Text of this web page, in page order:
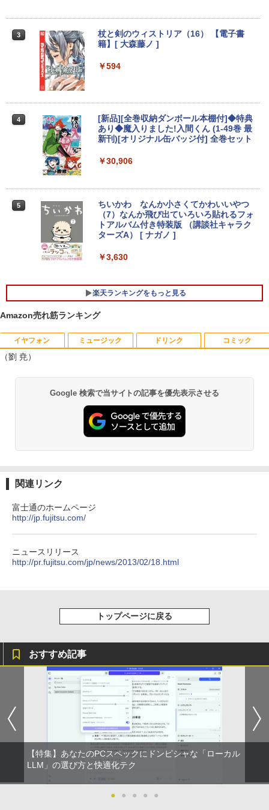
USB3.0 HDMI端子 Bluetooth DVD WIFI
Office2付き Windows11 オフィス 中古P
C 中古ノートPC
￥12,555
in11搭載 パソコンノートパソコンoffice
付き 初心者向けノートPC 初期設定済 1
5.6型 インテル高速CPU ランダムで発送
Webカメラ zoom 軽量薄型 無線 型番更
新で在庫処分
￥12,980
【★最大100%ポイント】【Windows11
K A579/第8世代 Core i3/メモリ:4GB/8G
B/16GB/SSD:128GB/256GB/512GB/1T
1/中古PC 中古ノートパソコン Windows
11
￥18,800
5
第7世代 Core i5 / メモリ8GB / SSD256G
￥22,800
ニタ 1点 フルHD(1920x1080) 表面処理:
￥6,980
【楽天1位 10.5/11インチ 小型 軽量】モ
IPS パネル 色鮮やか 265g 超軽量 Type-
C対応 miniHDMI モニター 持ち運び サブ
ディスプレイ ミニPC対応 3年保証 EVICI
V
2026夏登場★Switch2ドック不要 モバイ
ル ゲーミングモニター 16インチ 144Hz /
ル 撥水加工ケース スタンド 非光沢 薄型
2対応 スピーカー内蔵 kksmart
3
杖と剣のウィストリア（16） 【電子書
籍】[ 大森藤ノ ]
￥594
4
[新品][全巻収納ダンボール本棚付]◆特典
あり◆魔入りました!入間くん (1-49巻 最
新刊)[オリジナル缶バッジ付] 全巻セット
￥30,906
5
ちいかわ なんか小さくてかわいいやつ
（7）なんか飛び出ていろいろ貼れるフォ
トアルバム付き特装版 （講談社キャラク
ターズA） [ ナガノ ]
￥3,630
楽天ランキングをもっと見る
Amazon売れ筋ランキング
イヤフォン
￥7,990
Anker Soundcore Liberty 5 ミッドナイトブ
￥14,990
【2026年アップグレード版】AOKIMI ワイヤ
レスイヤホン bluetooth イヤホン V12 小型
るーとゅーす コードレス ENCノイズキャン
学/WEB会議(ホワイト)
￥1,964
Xiaomi シャオミ REDMI Buds 8 Lite ワイヤ
レスイヤホン Bluetooth 5.4 ノイズキャンセ
リング ANC 36時間再生
￥3,480
ミュージック
[Explicit]
￥250
On My Road (Stadium ver.)
￥250
On My Road (Stadium ver.)
BUGS LIFE
￥250
ドリンク
富士山の天然水 バナジウム含有 水 ミネラル
ウォーター ペットボトル 静岡県産 500ミリリ
ットル (Smart Basic)
￥1,380
￥1,112
￥1,117
by Amazon 炭酸水 ラベルレス 500ml ×24本
art Basic)
￥1,625
【Amazon.co.jp限定】 伊藤園 磨かれて、澄
みきった日本の水 2L 8本 ラベルレス [ ケース
] [ 水 ] [ ペットボトル ] [ 箱買い ] [ ストック
] [ 水分補給 ]
￥998
コミック
ンガンコミックス)
￥770
ONE PIECE モノクロ版 115 (ジャンプコミッ
￥594
HUNTER×HUNTER モノクロ版 39 (ジャンプ
コミックスDIGITAL)
￥572
スーパーの裏でヤニ吸うふたり 9巻 (デジタル
版ビッグガンガンコミックス)
￥810
（劉 尭）
Google 検索で当サイトの記事を優先表示させる
関連リンク
富士通のホームページ
http://jp.fujitsu.com/
ニュースリリース
http://pr.fujitsu.com/jp/news/2013/02/18.html
トップページに戻る
おすすめ記事
【特集】あなたのPCスペックにドンピシャな「ローカル
LLM」の選び方と快適化テク
● ● ● ● ●